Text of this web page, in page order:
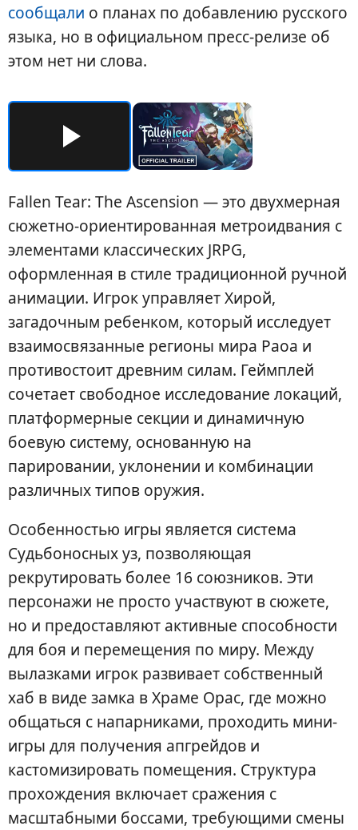
сообщали о планах по добавлению русского
языка, но в официальном пресс-релизе об
этом нет ни слова.
Fallen Tear: The Ascension — это двухмерная
сюжетно-ориентированная метроидвания с
элементами классических JRPG,
оформленная в стиле традиционной ручной
анимации. Игрок управляет Хирой,
загадочным ребенком, который исследует
взаимосвязанные регионы мира Раоа и
противостоит древним силам. Геймплей
сочетает свободное исследование локаций,
платформерные секции и динамичную
боевую систему, основанную на
парировании, уклонении и комбинации
различных типов оружия.
Особенностью игры является система
Судьбоносных уз, позволяющая
рекрутировать более 16 союзников. Эти
персонажи не просто участвуют в сюжете,
но и предоставляют активные способности
для боя и перемещения по миру. Между
вылазками игрок развивает собственный
хаб в виде замка в Храме Орас, где можно
общаться с напарниками, проходить мини-
игры для получения апгрейдов и
кастомизировать помещения. Структура
прохождения включает сражения с
масштабными боссами, требующими смены